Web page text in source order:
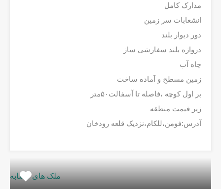
مدارک کامل
انشعابات سر زمین
دور دیوار بلند
دروازه بلند سفارشی ساز
چاه آب
زمین مسطح و آماده ساخت
بر اول کوچه ،فاصله تا آسفالت۵۰متر
زیر قیمت منطقه
آدرس:فومن،للکام،نزدیک قلعه رودخان
ملک های مشابه